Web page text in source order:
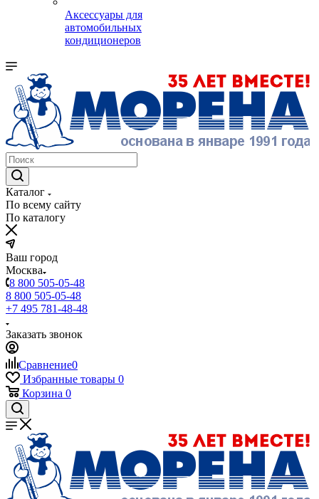
Аксессуары для
автомобильных
кондиционеров
Каталог
По всему сайту
По каталогу
Ваш город
Москва
8 800 505-05-48
8 800 505-05-48
+7 495 781-48-48
Заказать звонок
Сравнение0
Избранные товары 0
Корзина 0